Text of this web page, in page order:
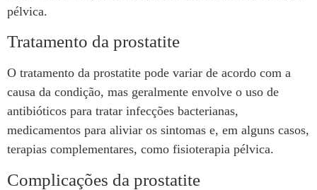
pélvica.
Tratamento da prostatite
O tratamento da prostatite pode variar de acordo com a
causa da condição, mas geralmente envolve o uso de
antibióticos para tratar infecções bacterianas,
medicamentos para aliviar os sintomas e, em alguns casos,
terapias complementares, como fisioterapia pélvica.
Complicações da prostatite